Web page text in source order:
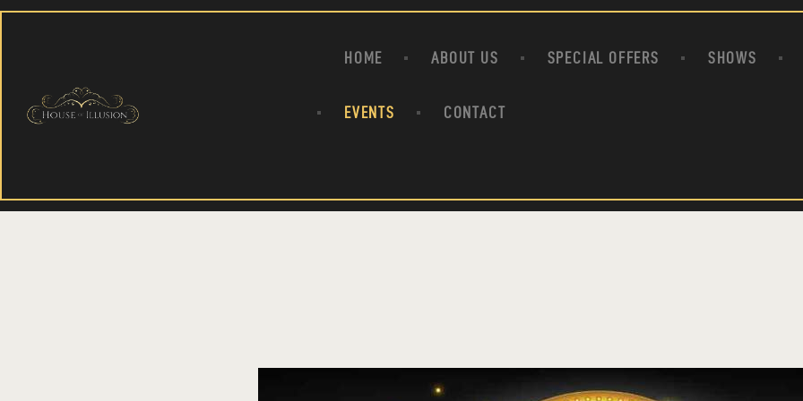
HOME ABOUT US SPECIAL OFFERS SHOWS
EVENTS CONTACT
HOME
SPECIAL OFFERS
HOUDINI’S ATTIC
CONTACT